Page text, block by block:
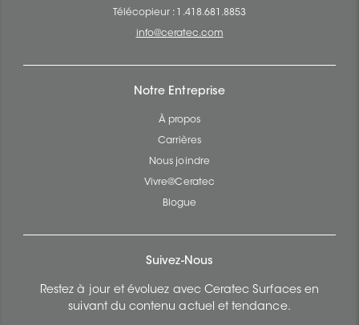
Télécopieur : 1.418.681.8853
info@ceratec.com
Notre Entreprise
À propos
Carrières
Nous joindre
Vivre@Ceratec
Blogue
Suivez-Nous
Restez à jour et évoluez avec Ceratec Surfaces en
suivant du contenu actuel et tendance.